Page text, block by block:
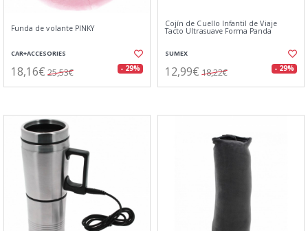
Funda de volante PINKY
CAR+ACCESORIES
18,16€ 25,53€ - 29%
Cojín de Cuello Infantil de Viaje
Tacto Ultrasuave Forma Panda
SUMEX
12,99€ 18,22€ - 29%